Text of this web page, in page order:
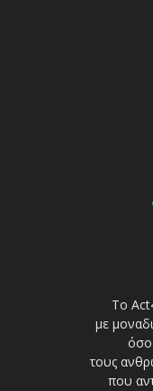
Το
με
όσο
τους
που